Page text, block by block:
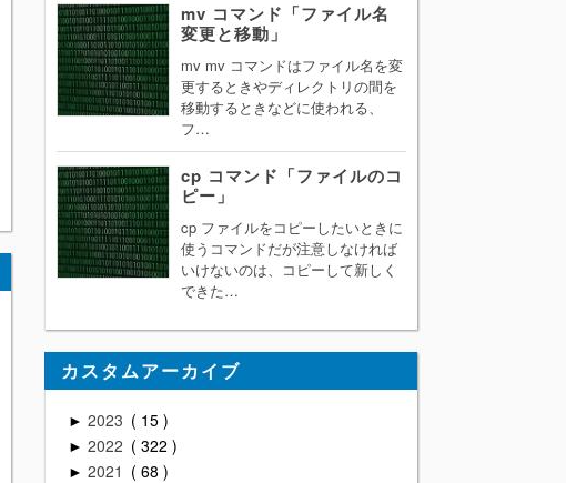
mv コマンド「ファイル名
変更と移動」
mv mv コマンドはファイル名を変
更するときやディレクトリの間を
移動するときなどに使われる、
フ…
cp コマンド「ファイルのコ
ピー」
cp ファイルをコピーしたいときに
使うコマンドだが注意しなければ
いけないのは、コピーして新しく
できた…
カスタムアーカイブ
► 2023 15
► 2022 322
► 2021 68